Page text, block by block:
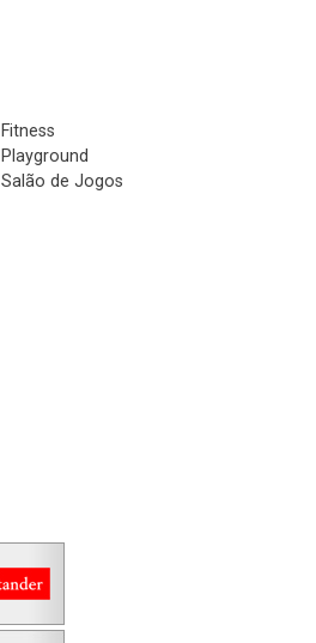
Fitness
Playground
Salão de Jogos